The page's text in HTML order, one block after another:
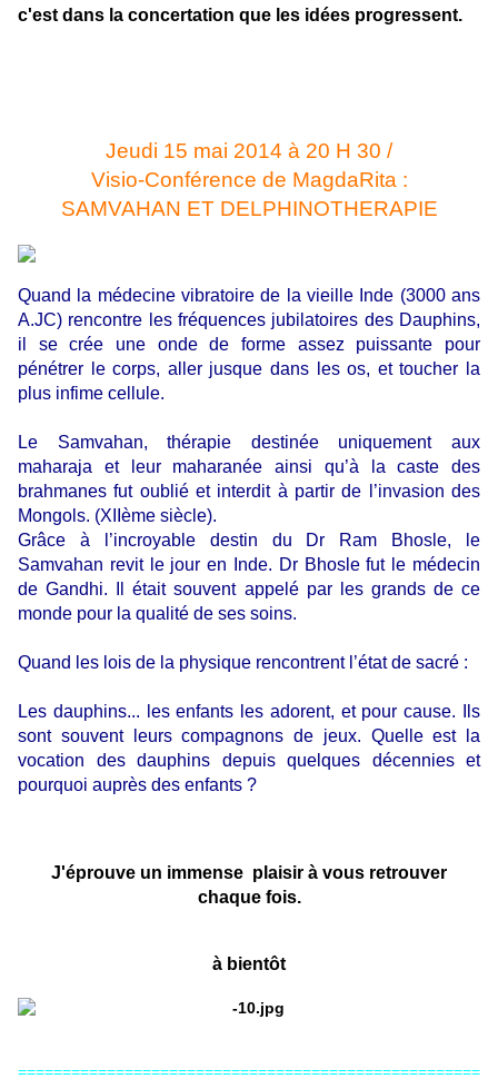
c'est dans la concertation que les idées progressent.
Jeudi 15 mai 2014 à 20 H 30 /
Visio-Conférence de MagdaRita :
SAMVAHAN ET DELPHINOTHERAPIE
Quand la médecine vibratoire de la vieille Inde (3000 ans
A.JC) rencontre les fréquences jubilatoires des Dauphins,
il se crée une onde de forme assez puissante pour
pénétrer le corps, aller jusque dans les os, et toucher la
plus infime cellule.
Le Samvahan, thérapie destinée uniquement aux
maharaja et leur maharanée ainsi qu’à la caste des
brahmanes fut oublié et interdit à partir de l’invasion des
Mongols. (XIIème siècle).
Grâce à l’incroyable destin du Dr Ram Bhosle, le
Samvahan revit le jour en Inde. Dr Bhosle fut le médecin
de Gandhi. Il était souvent appelé par les grands de ce
monde pour la qualité de ses soins.
Quand les lois de la physique rencontrent l’état de sacré :
Les dauphins... les enfants les adorent, et pour cause. Ils
sont souvent leurs compagnons de jeux. Quelle est la
vocation des dauphins depuis quelques décennies et
pourquoi auprès des enfants ?
J'éprouve un immense plaisir à vous retrouver
chaque fois.
à bientôt
====================================================